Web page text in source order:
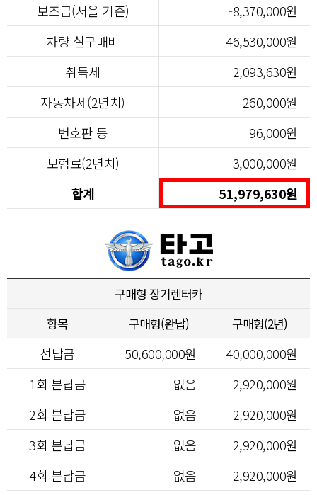
보조금(서울 기준)
-8,370,000원
차량 실구매비
46,530,000원
취득세
2,093,630원
자동차세(2년치)
260,000원
번호판 등
96,000원
보험료(2년치)
3,000,000원
합계
51,979,630원
구매형 장기렌터카
항목
구매형(완납) 구매형(2년)
선납금 50,600,000원
40,000,000원
1회 분납금
없음
2,920,000원
2회 분납금
없음
2,920,000원
3회 분납금
없음
2,920,000원
4회 분납금
없음
2,920,000원